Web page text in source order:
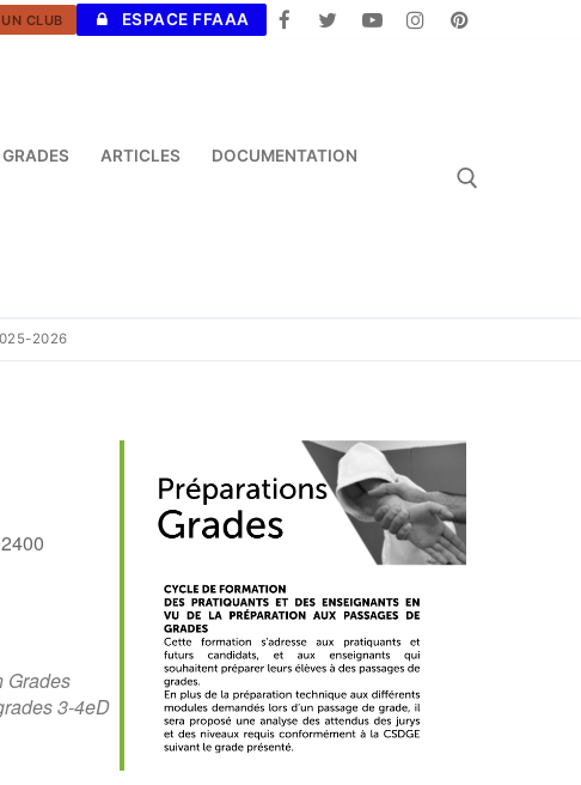
CLUB ESPACE FFAAA
GRADES ARTICLES DOCUMENTATION
2026
Outlook Live
Grades
3-4eD